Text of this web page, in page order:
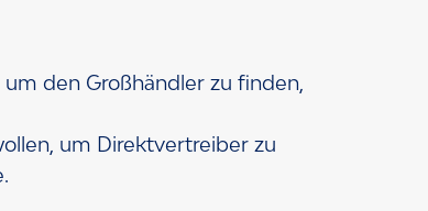
den Großhändler zu finden,
um Direktvertreiber zu